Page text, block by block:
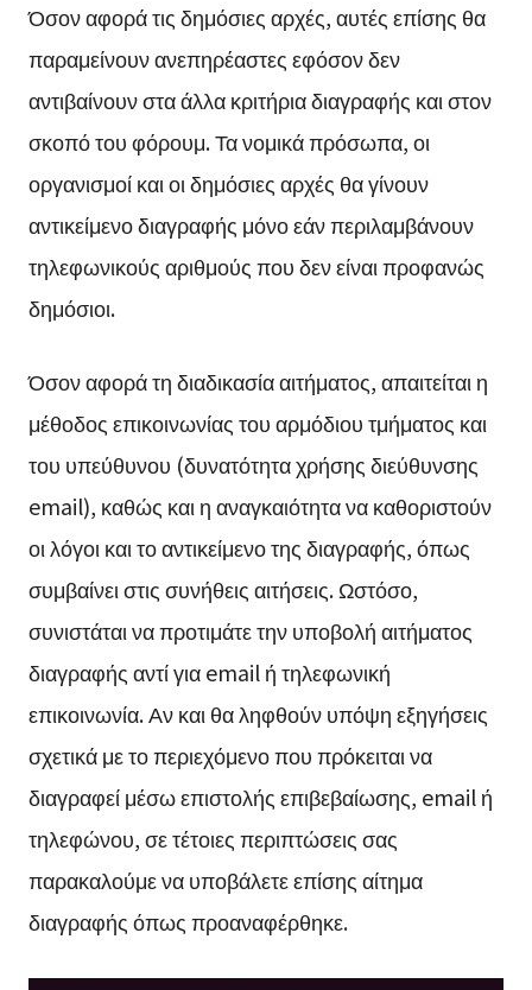
Όσον αφορά τις δημόσιες αρχές, αυτές επίσης θα
παραμείνουν ανεπηρέαστες εφόσον δεν
αντιβαίνουν στα άλλα κριτήρια διαγραφής και στον
σκοπό του φόρουμ. Τα νομικά πρόσωπα, οι
οργανισμοί και οι δημόσιες αρχές θα γίνουν
αντικείμενο διαγραφής μόνο εάν περιλαμβάνουν
τηλεφωνικούς αριθμούς που δεν είναι προφανώς
δημόσιοι.
Όσον αφορά τη διαδικασία αιτήματος, απαιτείται η
μέθοδος επικοινωνίας του αρμόδιου τμήματος και
του υπεύθυνου (δυνατότητα χρήσης διεύθυνσης
email), καθώς και η αναγκαιότητα να καθοριστούν
οι λόγοι και το αντικείμενο της διαγραφής, όπως
συμβαίνει στις συνήθεις αιτήσεις. Ωστόσο,
συνιστάται να προτιμάτε την υποβολή αιτήματος
διαγραφής αντί για email ή τηλεφωνική
επικοινωνία. Αν και θα ληφθούν υπόψη εξηγήσεις
σχετικά με το περιεχόμενο που πρόκειται να
διαγραφεί μέσω επιστολής επιβεβαίωσης, email ή
τηλεφώνου, σε τέτοιες περιπτώσεις σας
παρακαλούμε να υποβάλετε επίσης αίτημα
διαγραφής όπως προαναφέρθηκε.